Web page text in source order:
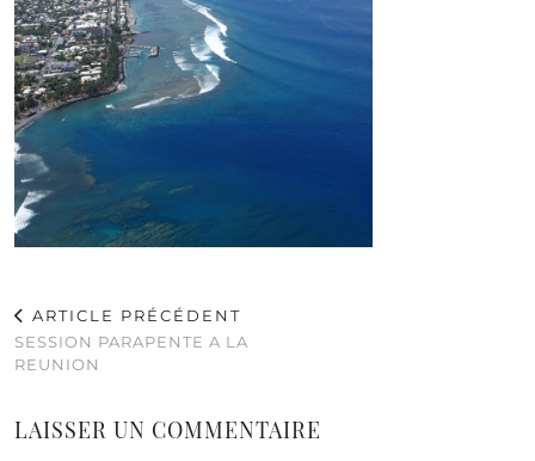
ARTICLE PRÉCÉDENT
SESSION PARAPENTE A LA
REUNION
LAISSER UN COMMENTAIRE